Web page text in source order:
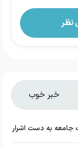
خبر خوب
جامعه به دست اشرار